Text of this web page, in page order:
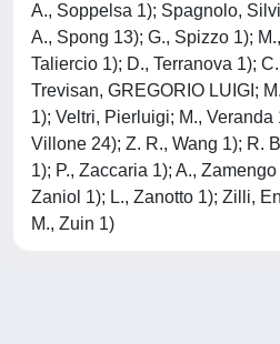
A., Soppelsa 1); Spagnolo,
A., Spong 13); G., Spizzo 1);
Taliercio 1); D., Terranova 1);
Trevisan, GREGORIO LUIGI;
1); Veltri, Pierluigi; M., Veranda
Villone 24); Z. R., Wang 1); R.
1); P., Zaccaria 1); A.,
Zaniol 1); L., Zanotto 1); Zilli,
M., Zuin 1)